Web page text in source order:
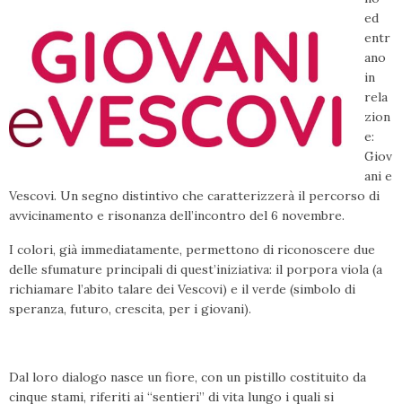
ed
entr
ano
in
rela
zion
e:
Giov
ani e
Vescovi. Un segno distintivo che caratterizzerà il percorso di
avvicinamento e risonanza dell’incontro del 6 novembre.
I colori, già immediatamente, permettono di riconoscere due
delle sfumature principali di quest’iniziativa: il porpora viola (a
richiamare l’abito talare dei Vescovi) e il verde (simbolo di
speranza, futuro, crescita, per i giovani).
Dal loro dialogo nasce un fiore, con un pistillo costituito da
cinque stami, riferiti ai “sentieri” di vita lungo i quali si